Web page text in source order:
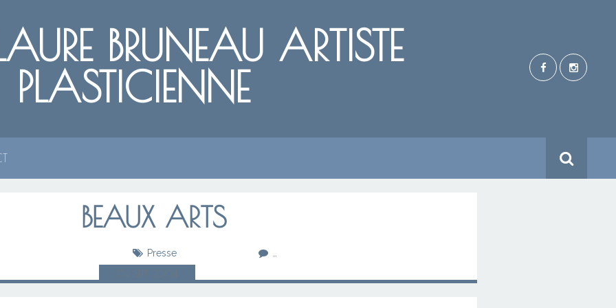
BRUNEAU ARTISTE
PLASTICIENNE
BEAUX ARTS
Presse